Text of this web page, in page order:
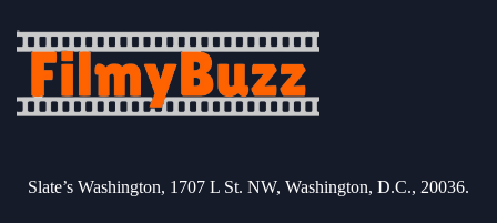
Slate’s Washington, 1707 L St. NW, Washington, D.C., 20036.